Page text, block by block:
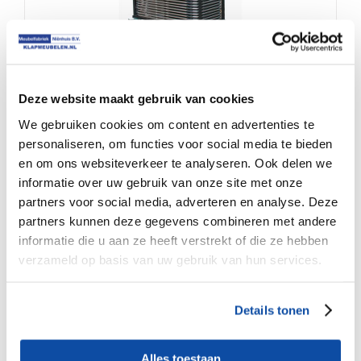
Deze website maakt gebruik van cookies
We gebruiken cookies om content en advertenties te
personaliseren, om functies voor social media te bieden
en om ons websiteverkeer te analyseren. Ook delen we
informatie over uw gebruik van onze site met onze
partners voor social media, adverteren en analyse. Deze
partners kunnen deze gegevens combineren met andere
informatie die u aan ze heeft verstrekt of die ze hebben
verzameld op basis van uw gebruik van hun services.
Details tonen
Transportkar voor klapstoelen Nienhuis
€12.75
€12.00